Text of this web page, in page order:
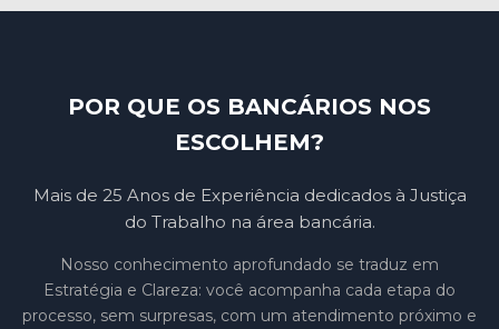
POR QUE OS BANCÁRIOS NOS
ESCOLHEM?
Mais de 25 Anos de Experiência dedicados à Justiça
do Trabalho na área bancária.
Nosso conhecimento aprofundado se traduz em
Estratégia e Clareza: você acompanha cada etapa do
processo, sem surpresas, com um atendimento próximo e